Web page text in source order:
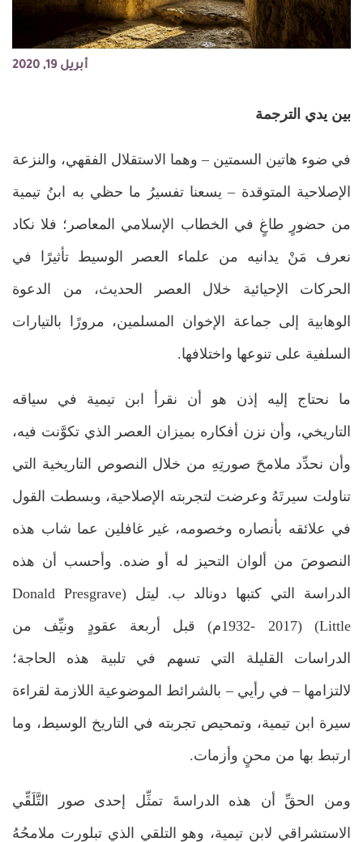
أبريل 19, 2020
بين يدي الترجمة
في ضوء هاتين السمتين – وهما الاستقلال الفقهي، والنزعة
الإصلاحية المتوقدة – يسعنا تفسيرُ ما حظي به ابنُ تيمية
من حضورٍ طاغٍ في الخطاب الإسلامي المعاصر؛ فلا نكاد
نعرف مَنْ يدانيه من علماء العصر الوسيط تأثيرًا في
الحركات الإحيائية خلال العصر الحديث، من الدعوة
الوهابية إلى جماعة الإخوان المسلمين، مرورًا بالتيارات
السلفية على تنوعها واختلافها.
ما نحتاج إليه إذن هو أن نقرأ ابن تيمية في سياقه
التاريخي، وأن نزن أفكاره بميزان العصر الذي تكوَّنت فيه،
وأن نحدِّد ملامحَ صورتِهِ من خلال النصوص التاريخية التي
تناولت سيرتَهُ وعرضت لتجربته الإصلاحية، وبسطت القول
في علائقه بأنصاره وخصومه، غير غافلين عما شاب هذه
النصوصَ من ألوان التحيز له أو ضده. وأحسب أن هذه
الدراسة التي كتبها دونالد ب. ليتل (Donald Presgrave
Little) (1932- 2017م) قبل أربعة عقودٍ ونيِّف من
الدراسات القليلة التي تسهم في تلبية هذه الحاجة؛
لالتزامها – في رأيي – بالشرائط الموضوعية اللازمة لقراءة
سيرة ابن تيمية، وتمحيص تجربته في التاريخ الوسيط، وما
ارتبط بها من محنٍ وأزمات.
ومن الحقِّ أن هذه الدراسةَ تمثِّل إحدى صور التَّلَقِّي
الاستشراقي لابن تيمية، وهو التلقي الذي تبلورت ملامحُهُ